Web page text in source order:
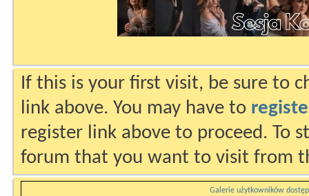
If this is your first visit, be sure to
link above. You may have to
register link above to proceed. To
forum that you want to visit from
Galerie użytkowników